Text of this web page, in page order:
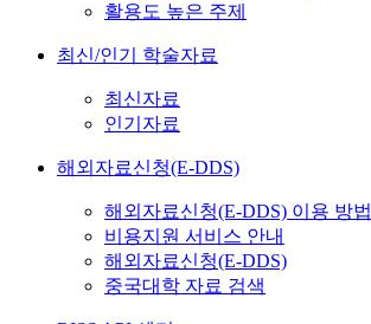
활용도 높은 주제
최신/인기 학술자료
최신자료
인기자료
해외자료신청(E-DDS)
해외자료신청(E-DDS) 이용 방법
비용지원 서비스 안내
해외자료신청(E-DDS)
중국대학 자료 검색